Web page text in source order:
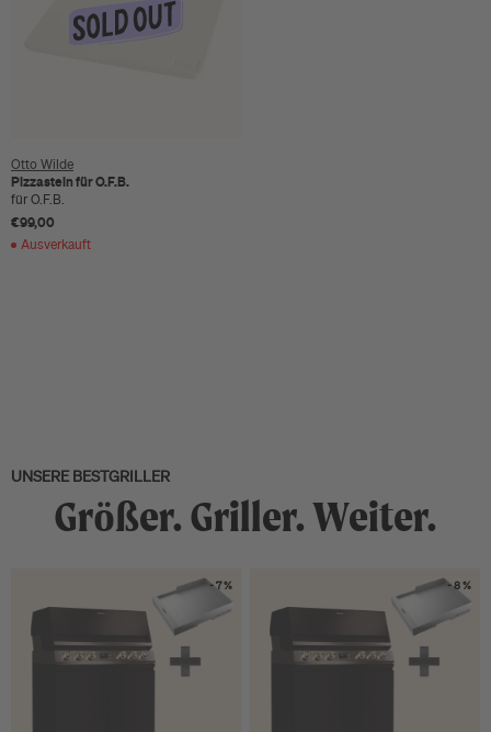
Otto Wilde
Pizzastein für O.F.B.
für O.F.B.
€99,00
Ausverkauft
UNSERE BESTGRILLER
Größer. Griller. Weiter.
- 7 % - 8 %